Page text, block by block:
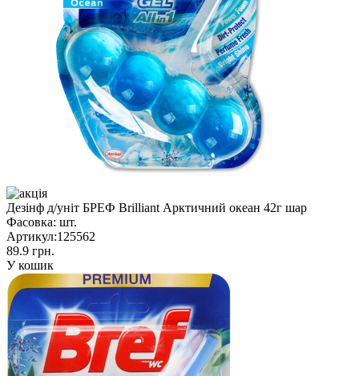
Дезінф д/уніт БРЕФ Brilliant Арктичний океан 42г шар
Фасовка: шт.
Артикул:125562
89.9 грн.
У кошик